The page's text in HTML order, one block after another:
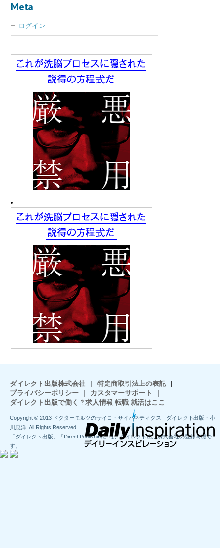
Meta
ログイン
ダイレクト出版株式会社 | 特定商取引法上の表記
|
プライバシーポリシー
| カスタマーサポート
|
ダイレクト出版で働く？求人情報 転職 就活はここ
Copyright © 2013 ドクターモルツのサイコ・サイバネティクス｜ダイレクト出版・小
川忠洋. All Rights Reserved.
「ダイレクト出版」「Direct Publishing」は、ダイレクト出版株式会社の登録商標で
す。